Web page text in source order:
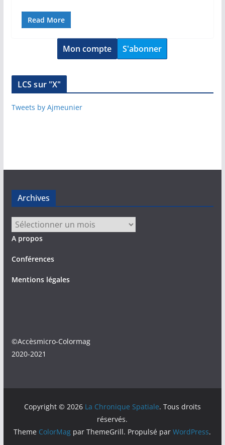
Read More
Mon compte S'abonner
LCS sur "X"
Tweets by Ajmeunier
Archives
Archives
A propos
Conférences
Mentions légales
©Accèsmicro-Colormag
2020-2021
Copyright © 2026 La Chronique Spatiale. Tous droits
réservés.
Theme ColorMag par ThemeGrill. Propulsé parWordPress.